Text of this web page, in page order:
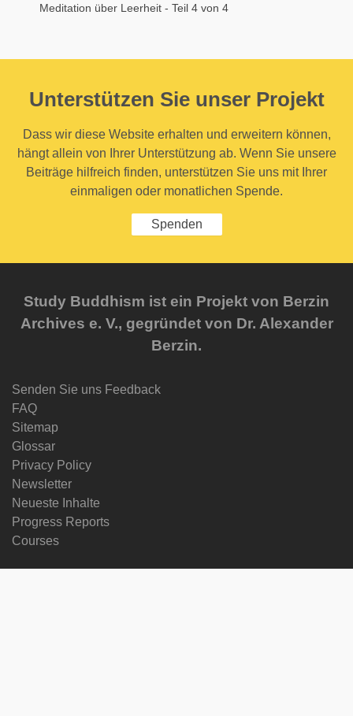
Meditation über Leerheit - Teil 4 von 4
Unterstützen Sie unser Projekt
Dass wir diese Website erhalten und erweitern können,
hängt allein von Ihrer Unterstützung ab. Wenn Sie unsere
Beiträge hilfreich finden, unterstützen Sie uns mit Ihrer
einmaligen oder monatlichen Spende.
Spenden
Study Buddhism ist ein Projekt von Berzin
Archives e. V., gegründet von Dr. Alexander
Berzin.
Senden Sie uns Feedback
FAQ
Sitemap
Glossar
Privacy Policy
Newsletter
Neueste Inhalte
Progress Reports
Courses